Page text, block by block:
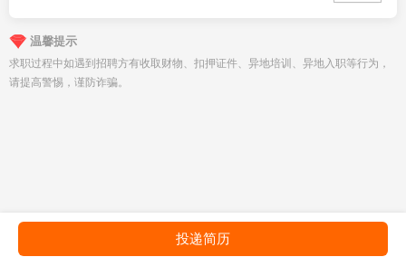
温馨提示
求职过程中如遇到招聘方有收取财物、扣押证件、异地培训、异地入职等行为，
请提高警惕，谨防诈骗。
投递简历